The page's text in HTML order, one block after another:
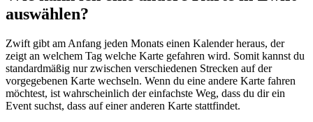
auswählen?
Zwift gibt am Anfang jeden Monats einen Kalender heraus, der
zeigt an welchem Tag welche Karte gefahren wird. Somit kannst du
standardmäßig nur zwischen verschiedenen Strecken auf der
vorgegebenen Karte wechseln. Wenn du eine andere Karte fahren
möchtest, ist wahrscheinlich der einfachste Weg, dass du dir ein
Event suchst, dass auf einer anderen Karte stattfindet.